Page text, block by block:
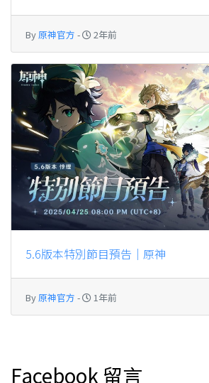
By 原神官方 - 2年前
5.6版本特別節目預告｜原神
By 原神官方 - 1年前
Facebook 留言